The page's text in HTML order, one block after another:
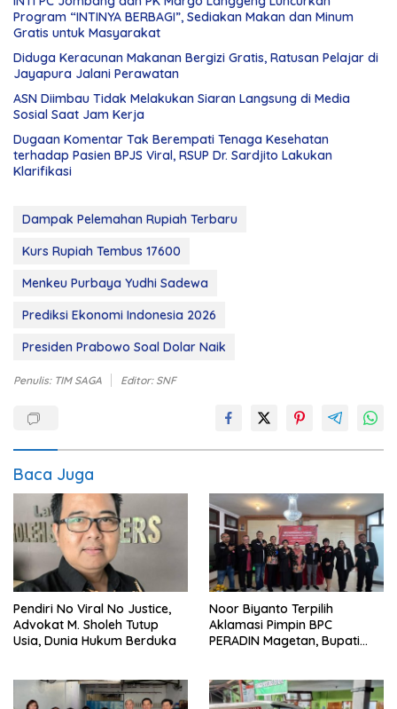
Program “INTINYA BERBAGI”, Sediakan Makan dan Minum
Gratis untuk Masyarakat
Diduga Keracunan Makanan Bergizi Gratis, Ratusan Pelajar di
Jayapura Jalani Perawatan
ASN Diimbau Tidak Melakukan Siaran Langsung di Media
Sosial Saat Jam Kerja
Dugaan Komentar Tak Berempati Tenaga Kesehatan
terhadap Pasien BPJS Viral, RSUP Dr. Sardjito Lakukan
Klarifikasi
Dampak Pelemahan Rupiah Terbaru
Kurs Rupiah Tembus 17600
Menkeu Purbaya Yudhi Sadewa
Prediksi Ekonomi Indonesia 2026
Presiden Prabowo Soal Dolar Naik
Penulis: TIM SAGA Editor: SNF
Baca Juga
Pendiri No Viral No Justice,
Advokat M. Sholeh Tutup
Usia, Dunia Hukum Berduka
Noor Biyanto Terpilih
Aklamasi Pimpin BPC
PERADIN Magetan, Bupati